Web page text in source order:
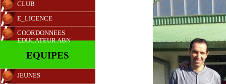
CLUB
E_LICENCE
COORDONNEES
EDUCATEUR ABN
EQUIPES
JEUNES